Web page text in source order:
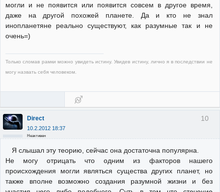
могли и не появится или появится совсем в другое время,
даже на другой похожей планете. Да и кто не знал
инопланетяне реально существуют, как разумные так и не
очень=)
Только сломав рамки можно увидеть истину. Увидев истину, лично я в последствии не
могу назвать себя человеком.
10
Direct
10.2.2012 18:37
Неактивен
Я слышал эту теорию, сейчас она достаточна популярна.
Не могу отрицать что одним из факторов нашего
происхождения могли являться существа других планет, но
также вполне возможно создания разумной жизни и без